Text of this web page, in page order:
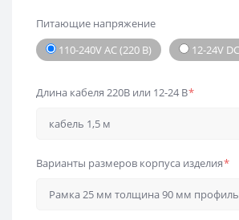
Питающие напряжение
110-240V AC (220 В)
12-24V
Длина кабеля 220В или 12-24 В*
Варианты размеров корпуса изделия*